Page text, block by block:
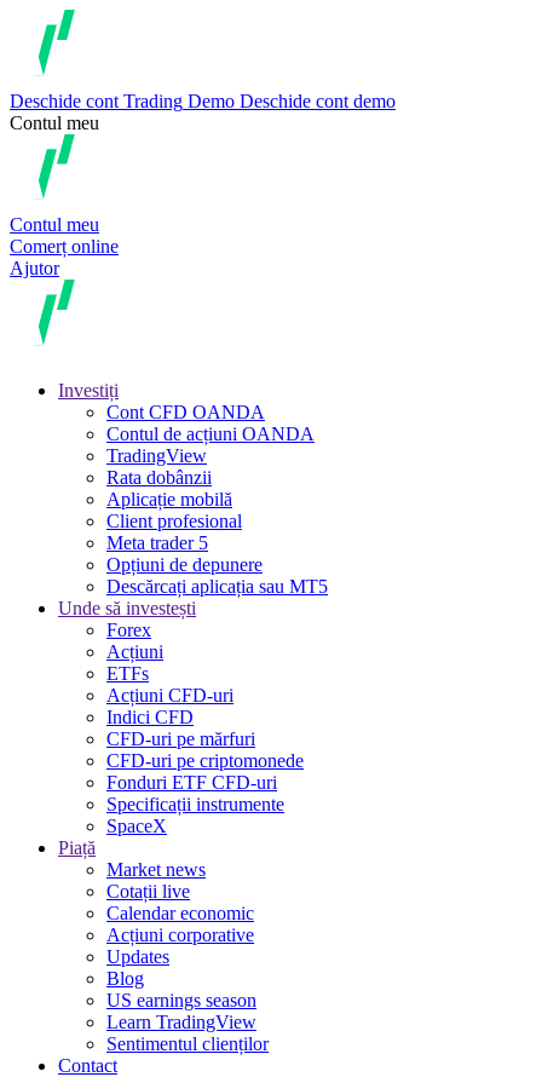
Deschide cont Trading Demo Deschide cont demo
Contul meu
Contul meu
Comerț online
Ajutor
Investiți
Cont CFD OANDA
Contul de acțiuni OANDA
TradingView
Rata dobânzii
Aplicație mobilă
Client profesional
Meta trader 5
Opțiuni de depunere
Descărcați aplicația sau MT5
Unde să investești
Forex
Acțiuni
ETFs
Acțiuni CFD-uri
Indici CFD
CFD-uri pe mărfuri
CFD-uri pe criptomonede
Fonduri ETF CFD-uri
Specificații instrumente
SpaceX
Piață
Market news
Cotații live
Calendar economic
Acțiuni corporative
Updates
Blog
US earnings season
Learn TradingView
Sentimentul clienților
Contact